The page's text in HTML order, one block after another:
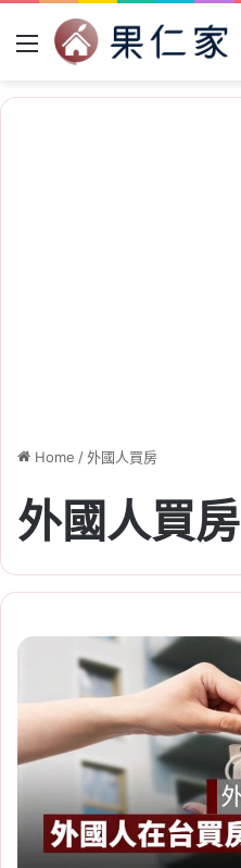
Menu
Home /外國人買房
外國人買房